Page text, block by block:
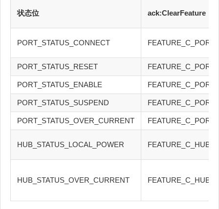
状态位 ack:ClearFeature
PORT_STATUS_CONNECT
PORT_STATUS_RESET
PORT_STATUS_ENABLE
PORT_STATUS_SUSPEND
PORT_STATUS_OVER_CURRENT
HUB_STATUS_LOCAL_POWER
HUB_STATUS_OVER_CURRENT